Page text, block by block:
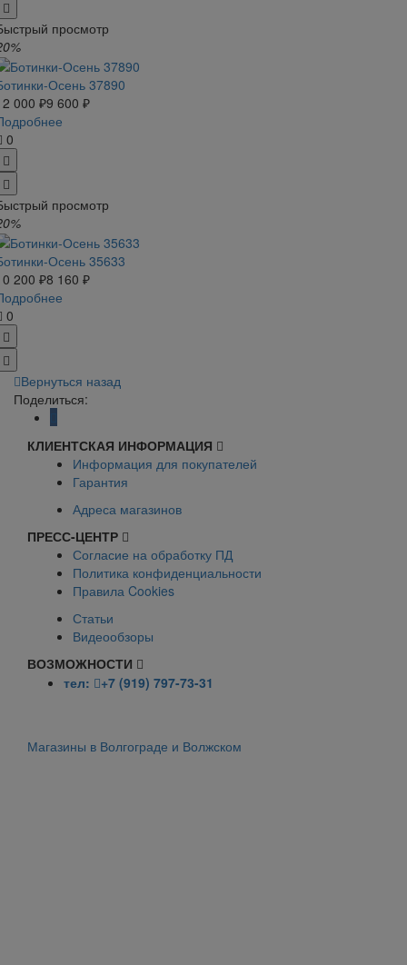
просмотр
Осень 37890
000 ₽9 600 ₽
0
просмотр
Осень 35633
200 ₽8 160 ₽
0
Вернуться назад
Поделиться:
КЛИЕНТСКАЯ ИНФОРМАЦИЯ
Информация для покупателей
Гарантия
Адреса магазинов
ПРЕСС-ЦЕНТР
Согласие на обработку ПД
Политика конфиденциальности
Правила Cookies
Статьи
Видеообзоры
ВОЗМОЖНОСТИ
тел:
+7 (919) 797-73-31
Магазины в Волгограде и Волжском